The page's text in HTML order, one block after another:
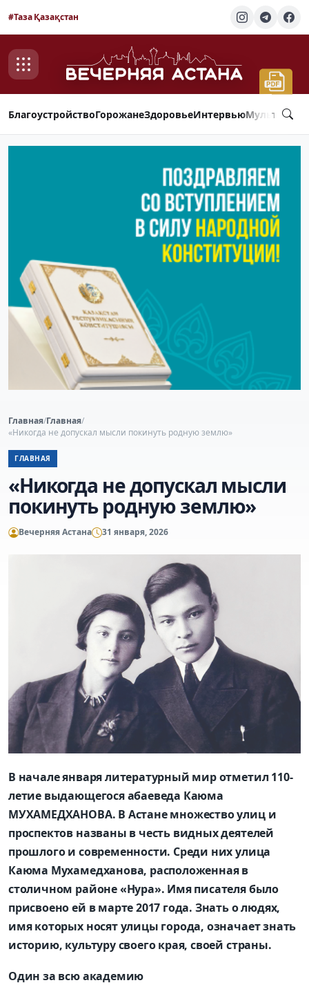
#Таза Қазақстан
БлагоустройствоГорожанеЗдоровьеИнтервью
Главная/Главная/
«Никогда не допускал мысли покинуть родную землю»
ГЛАВНАЯ
«Никогда не допускал мысли
покинуть родную землю»
Вечерняя Астана 31 января, 2026
В начале января литературный мир отметил 110-
летие выдающегося абаеведа Каюма
МУХАМЕДХАНОВА. В Астане множество улиц и
проспектов названы в честь видных деятелей
прошлого и современности. Среди них улица
Каюма Мухамедханова, расположенная в
столичном районе «Нура». Имя писателя было
присвоено ей в марте 2017 года. Знать о людях,
имя которых носят улицы города, означает знать
историю, культуру своего края, своей страны.
Один за всю академию